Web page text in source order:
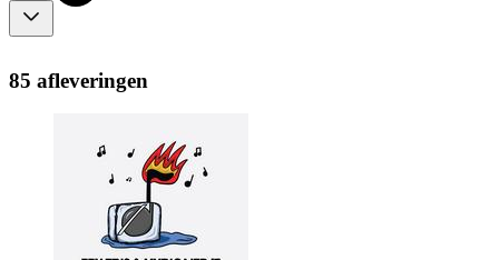
85 afleveringen